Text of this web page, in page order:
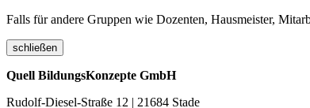
Falls für andere Gruppen wie Dozenten, Hausmeister,
schließen
Quell BildungsKonzepte GmbH
Rudolf-Diesel-Straße 12 | 21684 Stade